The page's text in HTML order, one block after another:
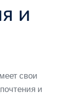
и
свои
и